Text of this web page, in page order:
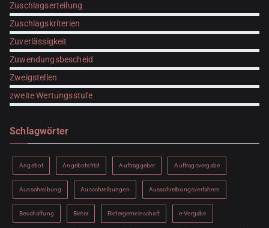
Zuschlagserteilung
Zuschlagskriterien
Zuverlässigkeit
Zuwendungsbescheid
Zweigstellen
zweite Wertungsstufe
Schlagwörter
Angebot Angebotsfrist Auftraggeber Auftragsvergabe
Ausschreibung Ausschreibungen Ausschreibungsverfahren
Beschaffung Bieter Bietergemeinschaft e-Vergabe